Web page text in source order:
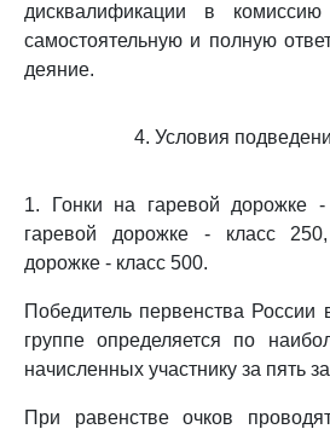
дисквалификации в
самостоятельную и полную
деяние.
4. Условия
1. Гонки на гаревой дорожке
гаревой дорожке - класс
дорожке - класс 500.
Победитель первенства России
группе определяется по
начисленных участнику за пять
При равенстве очков